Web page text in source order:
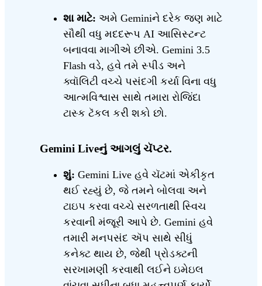
શા માટે: અમે Geminiને દરેક જણ માટે
સૌથી વધુ મદદરૂપ AI આસિસ્ટન્ટ
બનાવવા માગીએ છીએ. Gemini 3.5
Flash વડે, હવે તમે સ્પીડ અને
ક્વૉલિટી વચ્ચે પસંદગી કર્યા વિના વધુ
આત્મવિશ્વાસ સાથે તમારા રોજિંદા
ટાસ્ક ટૅકલ કરી શકો છો.
Gemini Liveનું આગલું ચૅપ્ટર.
શું: Gemini Live હવે ચૅટમાં એકીકૃત
થઈ રહ્યું છે, જે તમને બોલવા અને
ટાઇપ કરવા વચ્ચે સરળતાથી સ્વિચ
કરવાની મંજૂરી આપે છે. Gemini હવે
તમારી મનપસંદ ઍપ સાથે સીધું
કનેક્ટ થાય છે, જેથી પ્રોડક્ટની
સરખામણી કરવાથી લઈને ઇમેઇલ